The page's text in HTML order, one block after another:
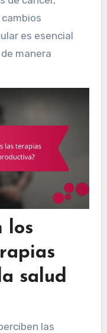
es esencial
manera
los
salud
las